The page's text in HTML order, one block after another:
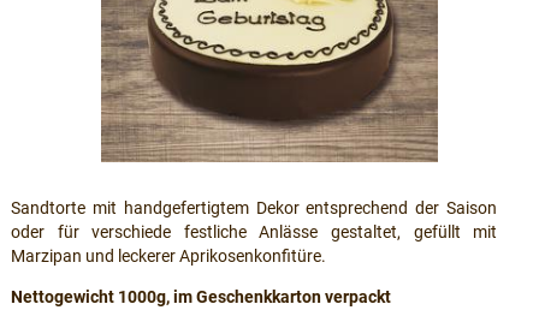
Sandtorte mit handgefertigtem Dekor entsprechend der Saison
oder für verschiede festliche Anlässe gestaltet, gefüllt mit
Marzipan und leckerer Aprikosenkonfitüre.
Nettogewicht 1000g, im Geschenkkarton verpackt